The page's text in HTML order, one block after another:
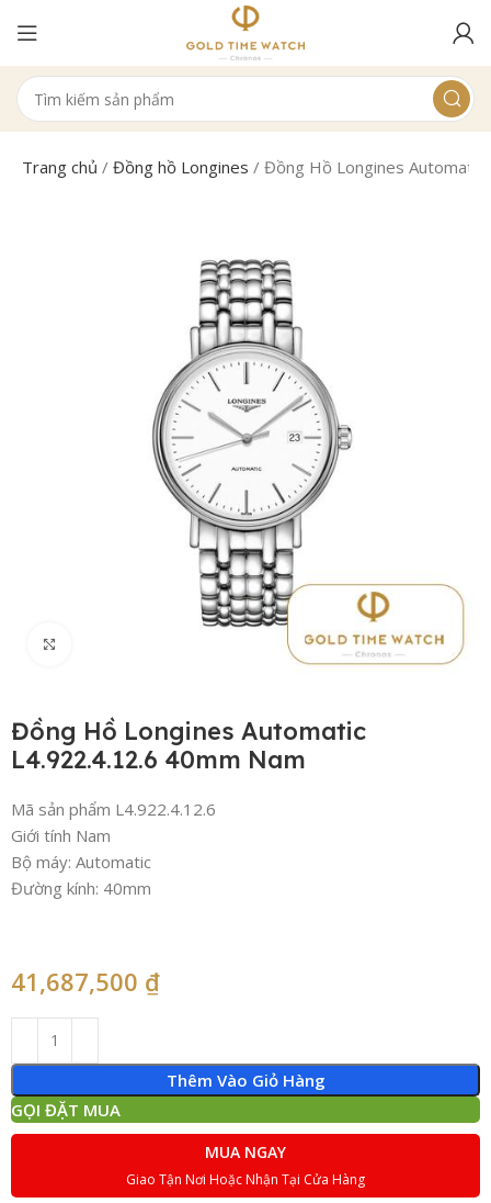
Trang chủ /Đồng hồ Longines /Đồng Hồ Longines Automatic
Đồng Hồ Longines Automatic
L4.922.4.12.6 40mm Nam
Mã sản phẩm L4.922.4.12.6
Giới tính Nam
Bộ máy: Automatic
Đường kính: 40mm
41,687,500 ₫
Thêm Vào Giỏ Hàng
GỌI ĐẶT MUA
MUA NGAY
Giao Tận Nơi Hoặc Nhận Tại Cửa Hàng